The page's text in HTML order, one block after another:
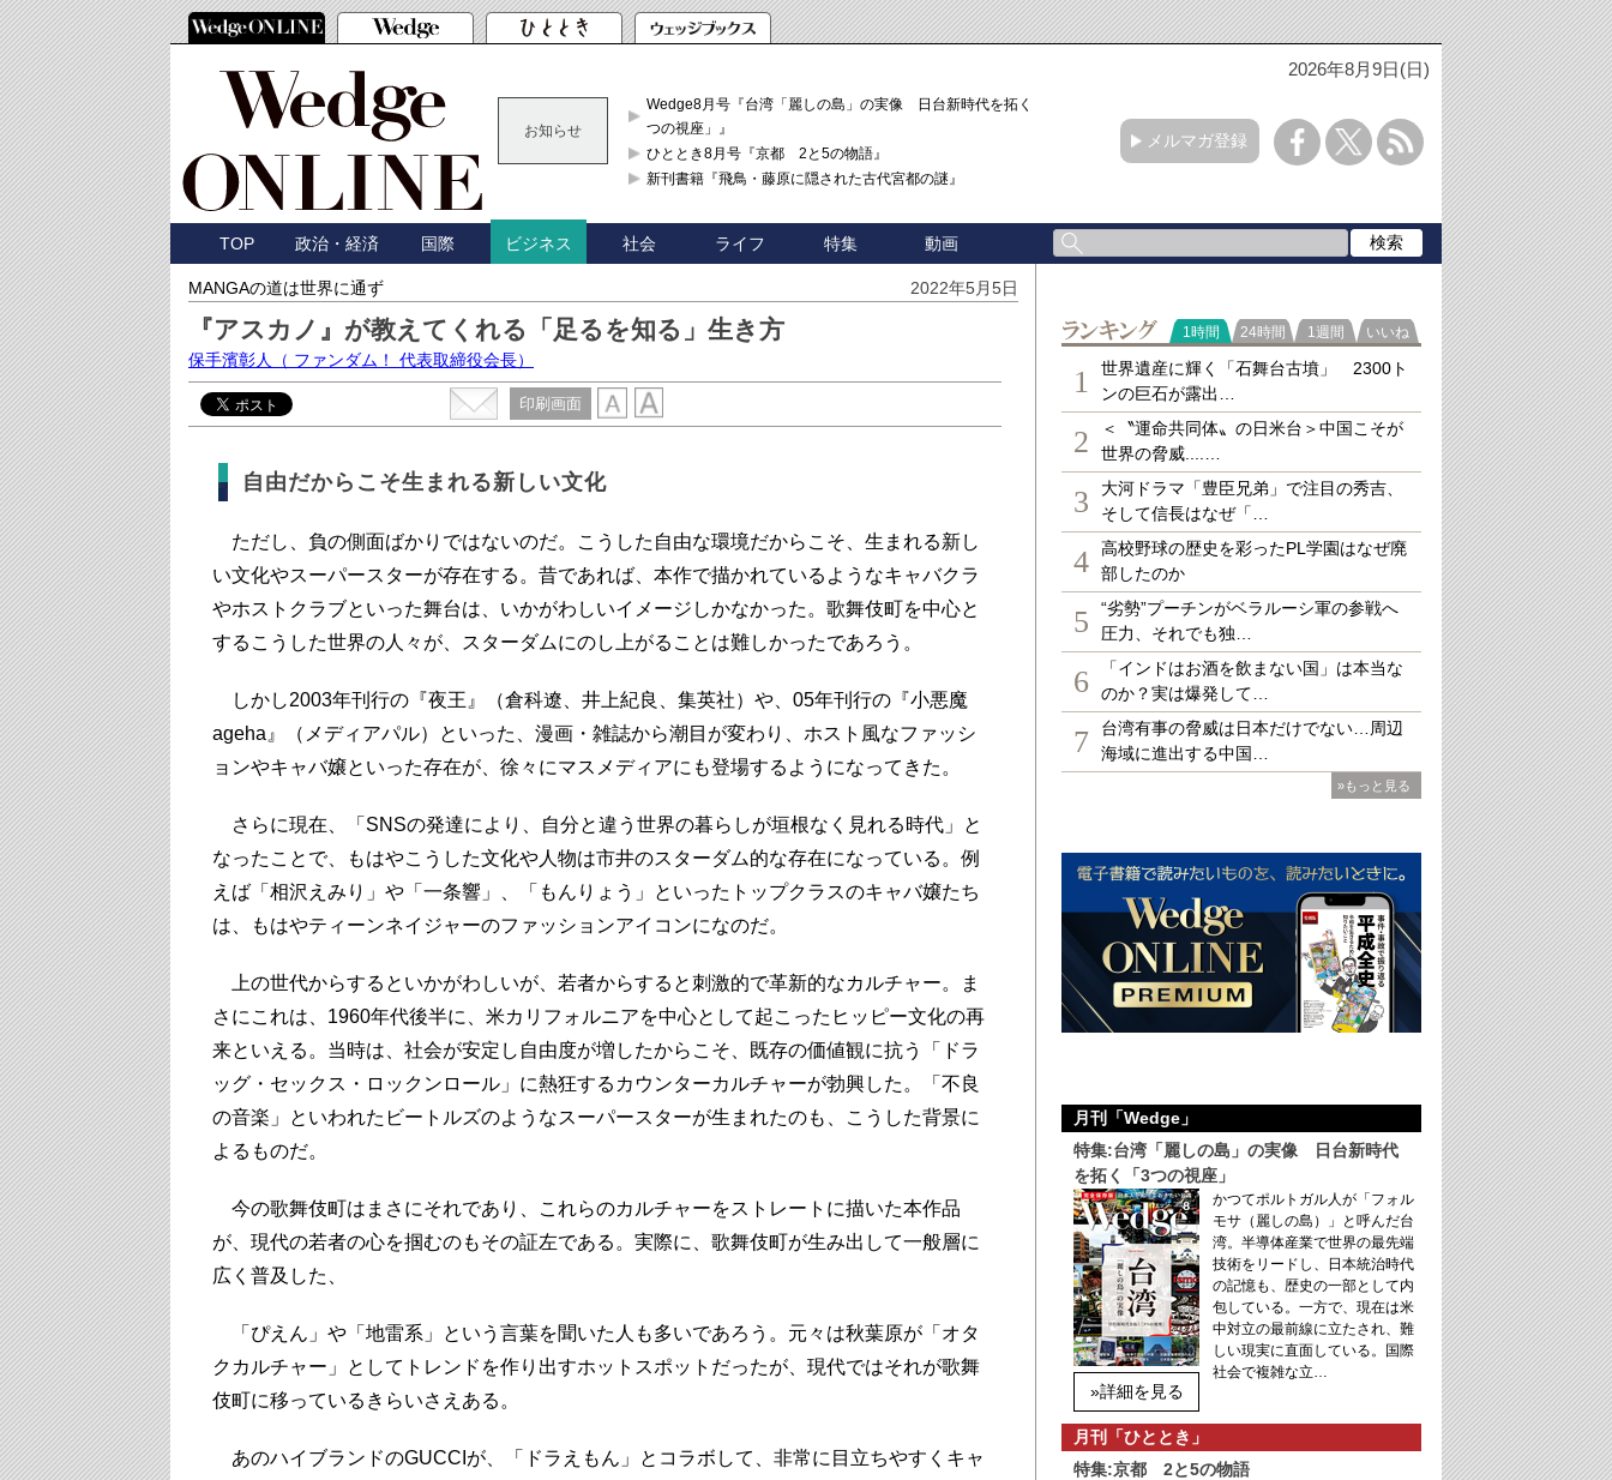
2026年8月9日(日)
お知らせ
Wedge8月号『台湾「麗しの島」の実像 日台新時代を拓く「3
つの視座」』
ひととき8月号『京都 2と5の物語』
新刊書籍『飛鳥・藤原に隠された古代宮都の謎』
メルマガ登録
TOP 政治・経済 国際 ビジネス 社会 ライフ 特集 動画
MANGAの道は世界に通ず 2022年5月5日
『アスカノ』が教えてくれる「足るを知る」生き方
保手濱彰人 （ ファンダム！ 代表取締役会長）
印刷画面
自由だからこそ生まれる新しい文化
ただし、負の側面ばかりではないのだ。こうした自由な環境だからこそ、生まれる新し
い文化やスーパースターが存在する。昔であれば、本作で描かれているようなキャバクラ
やホストクラブといった舞台は、いかがわしいイメージしかなかった。歌舞伎町を中心と
するこうした世界の人々が、スターダムにのし上がることは難しかったであろう。
しかし2003年刊行の『夜王』（倉科遼、井上紀良、集英社）や、05年刊行の『小悪魔
ageha』（メディアパル）といった、漫画・雑誌から潮目が変わり、ホスト風なファッシ
ョンやキャバ嬢といった存在が、徐々にマスメディアにも登場するようになってきた。
さらに現在、「SNSの発達により、自分と違う世界の暮らしが垣根なく見れる時代」と
なったことで、もはやこうした文化や人物は市井のスターダム的な存在になっている。例
えば「相沢えみり」や「一条響」、「もんりょう」といったトップクラスのキャバ嬢たち
は、もはやティーンネイジャーのファッションアイコンになのだ。
上の世代からするといかがわしいが、若者からすると刺激的で革新的なカルチャー。ま
さにこれは、1960年代後半に、米カリフォルニアを中心として起こったヒッピー文化の再
来といえる。当時は、社会が安定し自由度が増したからこそ、既存の価値観に抗う「ドラ
ッグ・セックス・ロックンロール」に熱狂するカウンターカルチャーが勃興した。「不良
の音楽」といわれたビートルズのようなスーパースターが生まれたのも、こうした背景に
よるものだ。
今の歌舞伎町はまさにそれであり、これらのカルチャーをストレートに描いた本作品
が、現代の若者の心を掴むのもその証左である。実際に、歌舞伎町が生み出して一般層に
広く普及した、
「ぴえん」や「地雷系」という言葉を聞いた人も多いであろう。元々は秋葉原が「オタ
クカルチャー」としてトレンドを作り出すホットスポットだったが、現代ではそれが歌舞
伎町に移っているきらいさえある。
あのハイブランドのGUCCIが、「ドラえもん」とコラボして、非常に目立ちやすくキャ
ランキング
1時間 24時間 1週間 いいね
1
世界遺産に輝く「石舞台古墳」 2300ト
ンの巨石が露出…
2
＜〝運命共同体〟の日米台＞中国こそが
世界の脅威....…
3
大河ドラマ「豊臣兄弟」で注目の秀吉、
そして信長はなぜ「…
4
高校野球の歴史を彩ったPL学園はなぜ廃
部したのか
5
“劣勢”プーチンがベラルーシ軍の参戦へ
圧力、それでも独…
6
「インドはお酒を飲まない国」は本当な
のか？実は爆発して…
7
台湾有事の脅威は日本だけでない…周辺
海域に進出する中国…
»もっと見る
月刊「Wedge」
特集:台湾「麗しの島」の実像 日台新時代
を拓く「3つの視座」
»詳細を見る
かつてポルトガル人が「フォル
モサ（麗しの島）」と呼んだ台
湾。半導体産業で世界の最先端
技術をリードし、日本統治時代
の記憶も、歴史の一部として内
包している。一方で、現在は米
中対立の最前線に立たされ、難
しい現実に直面している。国際
社会で複雑な立…
月刊「ひととき」
特集:京都 2と5の物語